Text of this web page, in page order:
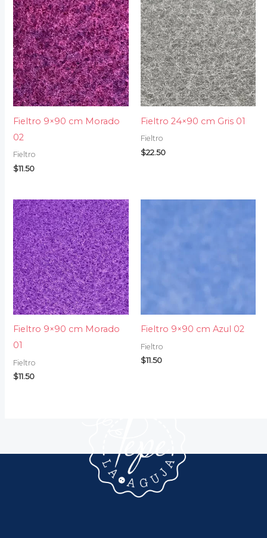
Fieltro 9×90 cm Morado
02
Fieltro
$11.50
Fieltro 24×90 cm Gris 01
Fieltro
$22.50
Fieltro 9×90 cm Morado
01
Fieltro
$11.50
Fieltro 9×90 cm Azul 02
Fieltro
$11.50